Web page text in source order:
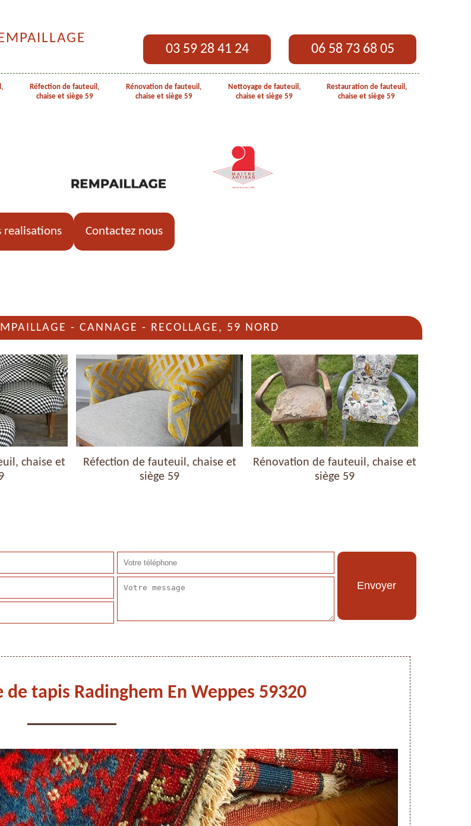
03 59 28 41 24 06 58 73 68 05
Réfection de fauteuil,
chaise et siège 59
Rénovation de fauteuil,
chaise et siège 59
Nettoyage de fauteuil,
chaise et siège 59
Restauration de fauteuil,
chaise et siège 59
realisations Contactez nous
- CANNAGE - RECOLLAGE, 59 NORD
chaise et
Réfection de fauteuil, chaise et
siège 59
Rénovation de fauteuil, chaise et
siège 59
tapis Radinghem En Weppes 59320